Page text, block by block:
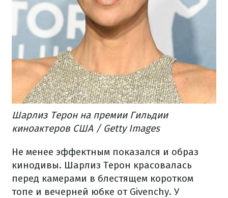
Шарлиз Терон на премии Гильдии
киноактеров США / Getty Images
Не менее эффектным показался и образ
кинодивы. Шарлиз Терон красовалась
перед камерами в блестящем коротком
топе и вечерней юбке от Givenchy. У